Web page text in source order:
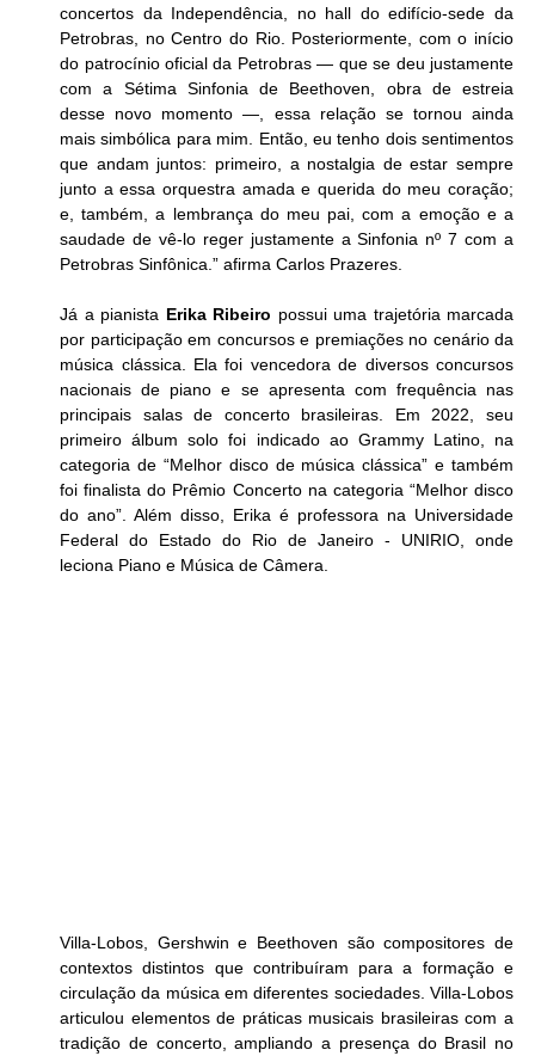
concertos da Independência, no hall do edifício-sede da
Petrobras, no Centro do Rio. Posteriormente, com o início
do patrocínio oficial da Petrobras — que se deu justamente
com a Sétima Sinfonia de Beethoven, obra de estreia
desse novo momento —, essa relação se tornou ainda
mais simbólica para mim. Então, eu tenho dois sentimentos
que andam juntos: primeiro, a nostalgia de estar sempre
junto a essa orquestra amada e querida do meu coração;
e, também, a lembrança do meu pai, com a emoção e a
saudade de vê-lo reger justamente a Sinfonia nº 7 com a
Petrobras Sinfônica.” afirma Carlos Prazeres.
Já a pianista Erika Ribeiro possui uma trajetória marcada
por participação em concursos e premiações no cenário da
música clássica. Ela foi vencedora de diversos concursos
nacionais de piano e se apresenta com frequência nas
principais salas de concerto brasileiras. Em 2022, seu
primeiro álbum solo foi indicado ao Grammy Latino, na
categoria de “Melhor disco de música clássica” e também
foi finalista do Prêmio Concerto na categoria “Melhor disco
do ano”. Além disso, Erika é professora na Universidade
Federal do Estado do Rio de Janeiro - UNIRIO, onde
leciona Piano e Música de Câmera.
Villa-Lobos, Gershwin e Beethoven são compositores de
contextos distintos que contribuíram para a formação e
circulação da música em diferentes sociedades. Villa-Lobos
articulou elementos de práticas musicais brasileiras com a
tradição de concerto, ampliando a presença do Brasil no